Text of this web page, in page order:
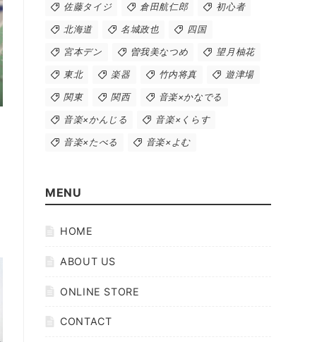
佐藤タイジ 倉田航仁郎 初心者
北海道 名城政也 四国
宮本デン 曽我美なつめ 望月柚花
東北 楽器 竹内将真 遊津場
関東 関西 音楽×かなでる
音楽×かんじる 音楽×くらす
音楽×たべる 音楽×よむ
MENU
HOME
ABOUT US
ONLINE STORE
CONTACT